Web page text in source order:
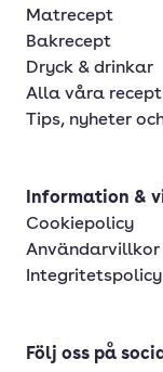
Matrecept
Bakrecept
Dryck & drinkar
Alla våra recept
Tips, nyheter
Information &
Cookiepolicy
Användarvillkor
Integritetspolicy
Följ oss på